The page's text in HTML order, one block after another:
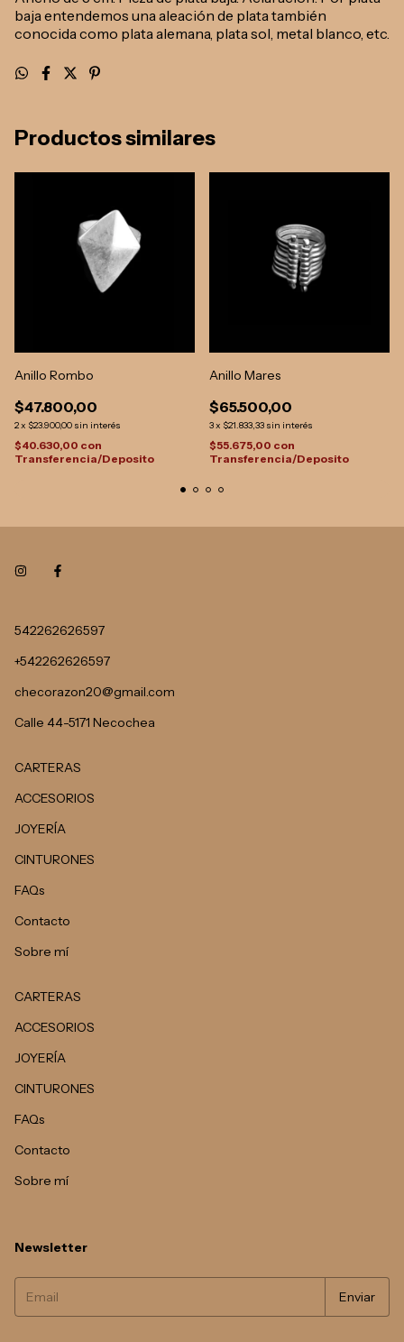
baja entendemos una aleación de plata también
conocida como plata alemana, plata sol, metal blanco, etc.
Productos similares
Anillo Rombo
$47.800,00
2x $23.900,00 sin interés
$40.630,00 con
Transferencia/Deposito
Anillo Mares
$65.500,00
3x $21.833,33 sin interés
$55.675,00 con
Transferencia/Deposito
542262626597
+542262626597
checorazon20@gmail.com
Calle 44-5171 Necochea
CARTERAS
ACCESORIOS
JOYERÍA
CINTURONES
FAQs
Contacto
Sobre mí
CARTERAS
ACCESORIOS
JOYERÍA
CINTURONES
FAQs
Contacto
Sobre mí
Newsletter